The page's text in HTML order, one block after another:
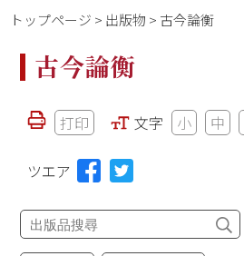
トップページ > 出版物 > 古今論衡
古今論衡
打印 文字 小 中
ツエア